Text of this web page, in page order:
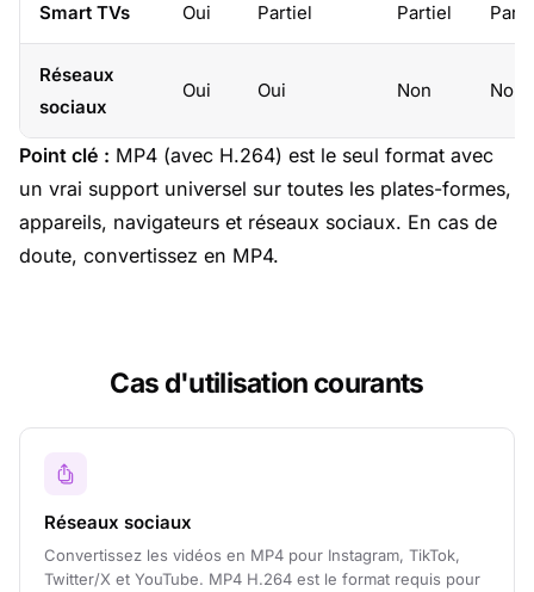
Smart TVs Oui Partiel Partiel
Réseaux
sociaux
Oui Oui Non Non
Point clé : MP4 (avec H.264) est le seul format avec
un vrai support universel sur toutes les plates-formes,
appareils, navigateurs et réseaux sociaux. En cas de
doute, convertissez en MP4.
Cas d'utilisation courants
Réseaux sociaux
Convertissez les vidéos en MP4 pour Instagram, TikTok,
Twitter/X et YouTube. MP4 H.264 est le format requis pour